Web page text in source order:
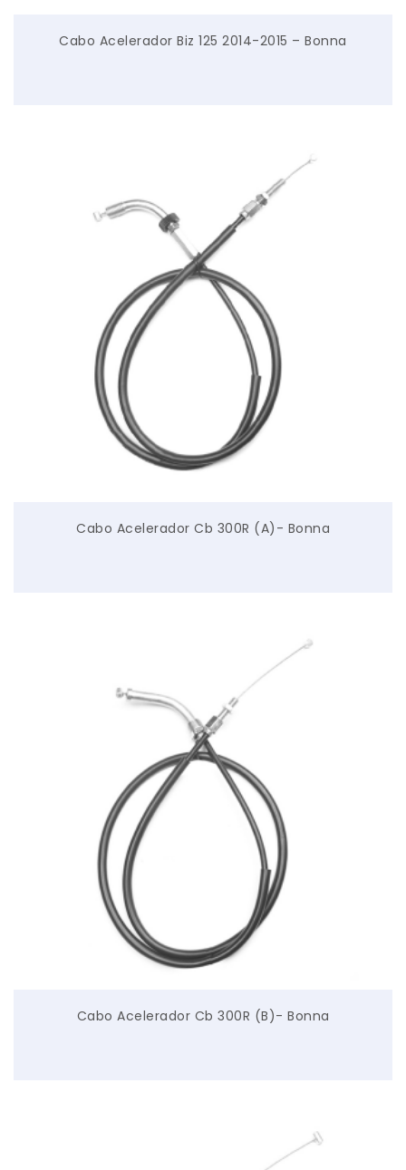
Cabo Acelerador Biz 125 2014-2015 – Bonna
Cabo Acelerador Cb 300R (A)- Bonna
Cabo Acelerador Cb 300R (B)- Bonna